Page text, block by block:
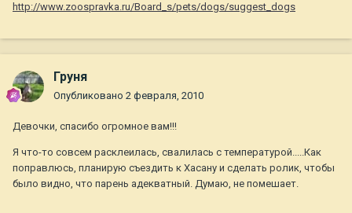
http://www.zoospravka.ru/Board_s/pets/dogs/suggest_dogs
Груня
Опубликовано 2 февраля, 2010
Девочки, спасибо огромное вам!!!
Я что-то совсем расклеилась, свалилась с температурой.....Как
поправлюсь, планирую съездить к Хасану и сделать ролик, чтобы
было видно, что парень адекватный. Думаю, не помешает.